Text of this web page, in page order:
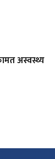
अस्वस्थ्य